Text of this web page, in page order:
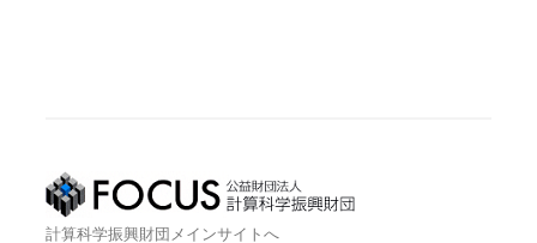
計算科学振興財団メインサイトへ